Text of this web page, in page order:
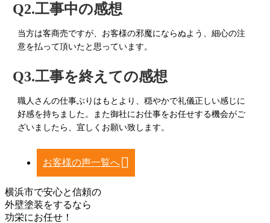
Q2.工事中の感想
当方は客商売ですが、お客様の邪魔にならぬよう、細心の注
意を払って頂いたと思っています。
Q3.工事を終えての感想
職人さんの仕事ぶりはもとより、穏やかで礼儀正しい感じに
好感を持ちました。また御社にお仕事をお任せする機会がご
ざいましたら、宜しくお願い致します。
お客様の声一覧へ
横浜市で安心と信頼の
外壁塗装をするなら
功栄にお任せ！